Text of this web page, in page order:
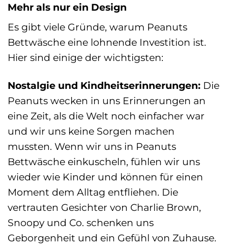
Mehr als nur ein Design
Es gibt viele Gründe, warum Peanuts
Bettwäsche eine lohnende Investition ist.
Hier sind einige der wichtigsten:
Nostalgie und Kindheitserinnerungen: Die
Peanuts wecken in uns Erinnerungen an
eine Zeit, als die Welt noch einfacher war
und wir uns keine Sorgen machen
mussten. Wenn wir uns in Peanuts
Bettwäsche einkuscheln, fühlen wir uns
wieder wie Kinder und können für einen
Moment dem Alltag entfliehen. Die
vertrauten Gesichter von Charlie Brown,
Snoopy und Co. schenken uns
Geborgenheit und ein Gefühl von Zuhause.